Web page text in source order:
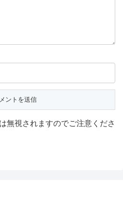
無視されますのでご注意くださ